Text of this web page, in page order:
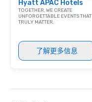
Hyatt APAC Hotels
TOGETHER, WE CREATE
UNFORGETTABLE EVENTS THAT
TRULY MATTER.
了解更多信息